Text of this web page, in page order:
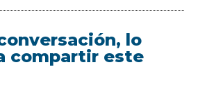
lo
compartir este